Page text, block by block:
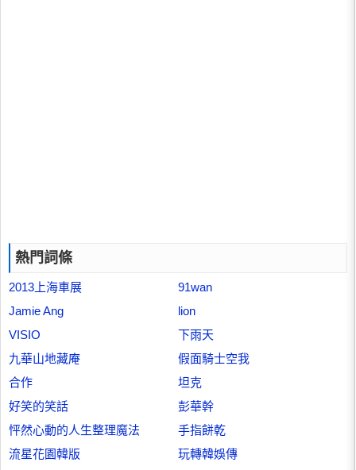
熱門詞條
2013上海車展
91wan
Jamie Ang
lion
VISIO
下雨天
九華山地藏庵
假面騎士空我
合作
坦克
好笑的笑話
彭華幹
怦然心動的人生整理魔法
手指餅乾
流星花園韓版
玩轉韓娛傳